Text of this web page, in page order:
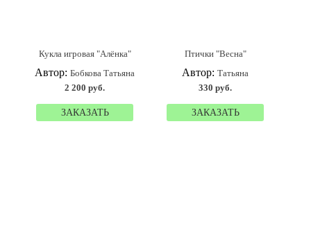
Кукла игровая "Алёнка"
Автор:Бобкова Татьяна
2 200 руб.
ЗАКАЗАТЬ
Птички "Весна"
Автор:Татьяна
330 руб.
ЗАКАЗАТЬ